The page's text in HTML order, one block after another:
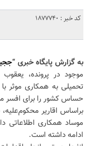
کد خبر : 1877740
به گزارش پایگاه خبری “
موجود در پرونده،
تحمیلی به همکاری موثر
حساس کشور را برای افسر
براساس اقاریر محکوم‌علیه،
موساد همکاری اطلاعاتی
ادامه داشته است.